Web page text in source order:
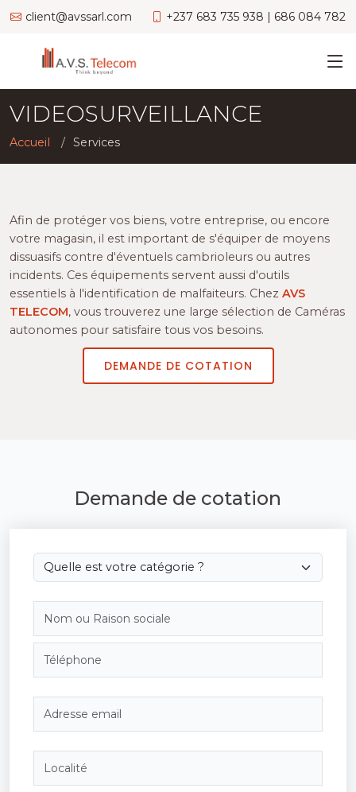
client@avssarl.com +237 683 735 938 | 686 084 782
VIDEOSURVEILLANCE
Accueil Services
Afin de protéger vos biens, votre entreprise, ou encore
votre magasin, il est important de s'équiper de moyens
dissuasifs contre d'éventuels cambrioleurs ou autres
incidents. Ces équipements servent aussi d'outils
essentiels à l'identification de malfaiteurs. Chez AVS
TELECOM, vous trouverez une large sélection de Caméras
autonomes pour satisfaire tous vos besoins.
DEMANDE DE COTATION
Demande de cotation